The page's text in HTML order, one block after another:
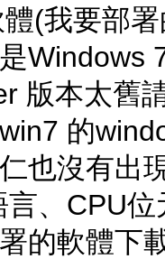
(我要部
Windows
版本太
的
也沒有出
、CPU
的軟體下